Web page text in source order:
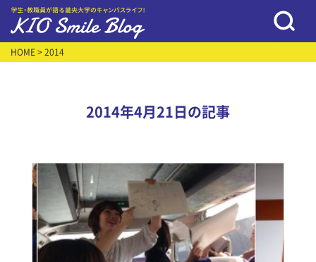
HOME > 2014
2014年4月21日の記事